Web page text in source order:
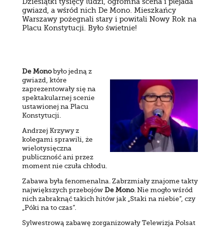
Dziesiątki tysięcy ludzi, ogromna scena i plejada
gwiazd, a wśród nich De Mono. Mieszkańcy
Warszawy pożegnali stary i powitali Nowy Rok na
Placu Konstytucji. Było świetnie!
De Monobyło jedną z
gwiazd, które
zaprezentowały się na
spektakularnej scenie
ustawionej na Placu
Konstytucji.
Andrzej Krzywy z
kolegami sprawili, że
wielotysięczna
publiczność ani przez
moment nie czuła chłodu.
Zabawa była fenomenalna. Zabrzmiały znajome takty
największych przebojów De Mono. Nie mogło wśród
nich zabraknąć takich hitów jak „Staki na niebie”, czy
„Póki na to czas”.
Sylwestrową zabawę zorganizowały Telewizja Polsat